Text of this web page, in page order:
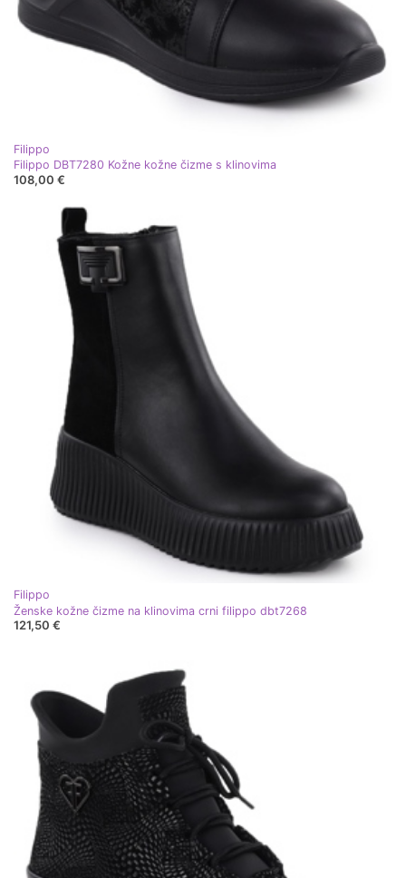
Filippo
Filippo DBT7280 Kožne kožne čizme s klinovima
108,00 €
Filippo
Ženske kožne čizme na klinovima crni filippo dbt7268
121,50 €